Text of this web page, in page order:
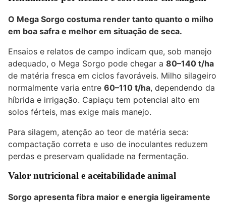
O Mega Sorgo costuma render tanto quanto o milho
em boa safra e melhor em situação de seca.
Ensaios e relatos de campo indicam que, sob manejo
adequado, o Mega Sorgo pode chegar a 80–140 t/ha
de matéria fresca em ciclos favoráveis. Milho silageiro
normalmente varia entre 60–110 t/ha, dependendo da
híbrida e irrigação. Capiaçu tem potencial alto em
solos férteis, mas exige mais manejo.
Para silagem, atenção ao teor de matéria seca:
compactação correta e uso de inoculantes reduzem
perdas e preservam qualidade na fermentação.
Valor nutricional e aceitabilidade animal
Sorgo apresenta fibra maior e energia ligeiramente